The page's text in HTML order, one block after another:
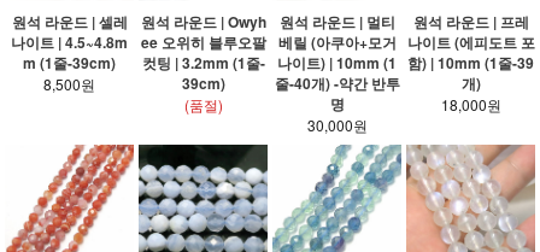
원석 라운드 | 셀레
나이트 | 4.5~4.8m
m (1줄-39cm)
8,500원
원석 라운드 | Owyh
ee 오위히 블루오팔
컷팅 | 3.2mm (1줄-
39cm)
(품절)
원석 라운드 | 멀티
베릴 (아쿠아+모거
나이트) | 10mm (1
줄-40개) -약간 반투
명
30,000원
원석 라운드 | 프레
나이트 (에피도트 포
함) | 10mm (1줄-39
개)
18,000원